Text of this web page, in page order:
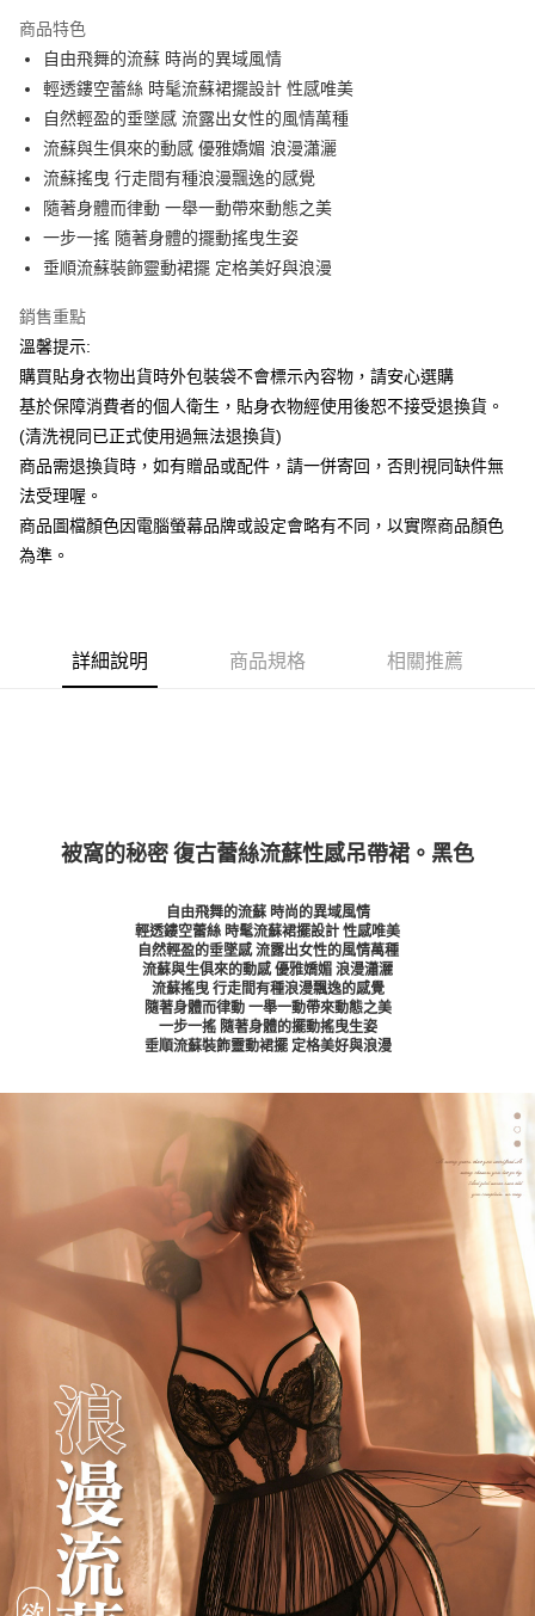
Apple Pay
街口支付
悠遊付
ATM付款
運送方式
每筆NT$65，滿NT$599(含以上)免運費
7-11付款取貨
每筆NT$65，滿NT$599(含以上)免運費
宅配
每筆NT$80，滿NT$599(含以上)免運費
商品特色
自由飛舞的流蘇 時尚的異域風情
輕透鏤空蕾絲 時髦流蘇裙擺設計 性感唯美
自然輕盈的垂墜感 流露出女性的風情萬種
流蘇與生俱來的動感 優雅嬌媚 浪漫瀟灑
流蘇搖曳 行走間有種浪漫飄逸的感覺
隨著身體而律動 一舉一動帶來動態之美
一步一搖 隨著身體的擺動搖曳生姿
垂順流蘇裝飾靈動裙擺 定格美好與浪漫
銷售重點
溫馨提示:
購買貼身衣物出貨時外包裝袋不會標示內容物，請安心選購
基於保障消費者的個人衛生，貼身衣物經使用後恕不接受退換貨。
(清洗視同已正式使用過無法退換貨)
商品需退換貨時，如有贈品或配件，請一併寄回，否則視同缺件無
法受理喔。
商品圖檔顏色因電腦螢幕品牌或設定會略有不同，以實際商品顏色
為準。
詳細說明 商品規格 相關推薦
被窩的秘密 復古蕾絲流蘇性感吊帶裙。黑色
自由飛舞的流蘇 時尚的異域風情
輕透鏤空蕾絲 時髦流蘇裙擺設計 性感唯美
自然輕盈的垂墜感 流露出女性的風情萬種
流蘇與生俱來的動感 優雅嬌媚 浪漫瀟灑
流蘇搖曳 行走間有種浪漫飄逸的感覺
隨著身體而律動 一舉一動帶來動態之美
一步一搖 隨著身體的擺動搖曳生姿
垂順流蘇裝飾靈動裙擺 定格美好與浪漫